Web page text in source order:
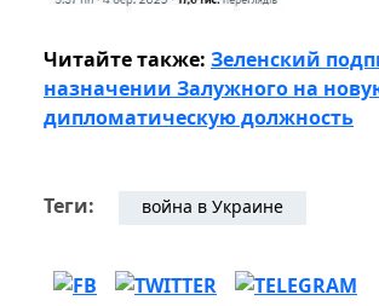
Читайте также: Зеленский
назначении Залужного на
дипломатическую должность
Теги: война в Украине